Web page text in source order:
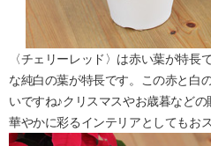
〈チェリーレッド〉は赤い葉が特長
な純白の葉が特長です。この赤と白
いですね♪クリスマスやお歳暮など
華やかに彩るインテリアとしてもおス